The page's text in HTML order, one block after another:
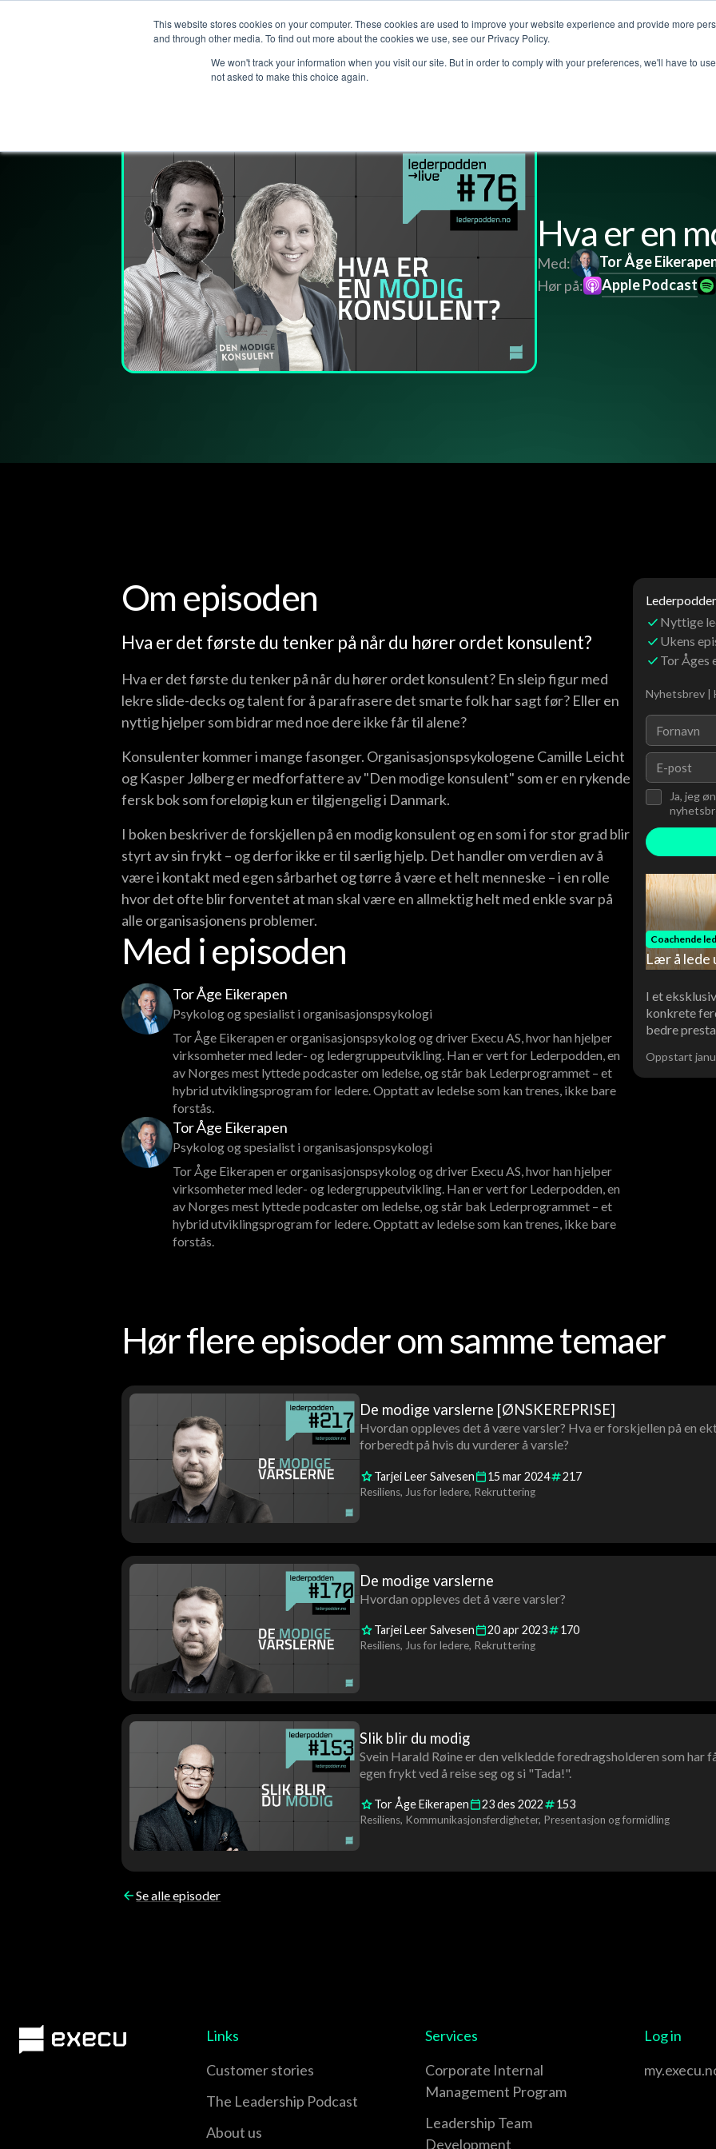
This website stores cookies on your computer. These cookies are used to improve your website experience and provide more
and through other media. To find out more about the cookies we use, see our Privacy Policy.
We won't track your information when you visit our site. But in order to comply with your preferences, we'll have to
not asked to make this choice again.
Services Customer stories The Leadership Podcast
Hva er en
Med:
Tor Åge
Hør på:
Apple Podcast
Om episoden
Hva er det første du tenker på når du hører ordet konsulent?
Hva er det første du tenker på når du hører ordet konsulent? En sleip figur med
lekre slide-decks og talent for å parafrasere det smarte folk har sagt før? Eller en
nyttig hjelper som bidrar med noe dere ikke får til alene?
Konsulenter kommer i mange fasonger. Organisasjonspsykologene Camille Leicht
og Kasper Jølberg er medforfattere av "Den modige konsulent" som er en rykende
fersk bok som foreløpig kun er tilgjengelig i Danmark.
I boken beskriver de forskjellen på en modig konsulent og en som i for stor grad blir
styrt av sin frykt – og derfor ikke er til særlig hjelp. Det handler om verdien av å
være i kontakt med egen sårbarhet og tørre å være et helt menneske – i en rolle
hvor det ofte blir forventet at man skal være en allmektig helt med enkle svar på
alle organisasjonens problemer.
Med i episoden
Tor Åge Eikerapen
Psykolog og spesialist i organisasjonspsykologi
Tor Åge Eikerapen er organisasjonspsykolog og driver Execu AS, hvor han hjelper
virksomheter med leder- og ledergruppeutvikling. Han er vert for Lederpodden, en
av Norges mest lyttede podcaster om ledelse, og står bak Lederprogrammet – et
hybrid utviklingsprogram for ledere. Opptatt av ledelse som kan trenes, ikke bare
forstås.
Tor Åge Eikerapen
Psykolog og spesialist i organisasjonspsykologi
Tor Åge Eikerapen er organisasjonspsykolog og driver Execu AS, hvor han hjelper
virksomheter med leder- og ledergruppeutvikling. Han er vert for Lederpodden, en
av Norges mest lyttede podcaster om ledelse, og står bak Lederprogrammet – et
hybrid utviklingsprogram for ledere. Opptatt av ledelse som kan trenes, ikke bare
forstås.
Nyttige
Ukens
Tor Åges
Nyhetsbrev |
Ja, jeg
Coachende
Lær å lede
I et
konkrete
bedre
Oppstart
Hør flere episoder om samme temaer
De modige varslerne [ØNSKEREPRISE]
Hvordan oppleves det å være varsler? Hva er forskjellen på en
forberedt på hvis du vurderer å varsle?
Tarjei Leer Salvesen 15 mar2024 217
Resiliens Jus for ledere Rekruttering
De modige varslerne
Hvordan oppleves det å være varsler?
Tarjei Leer Salvesen 20apr2023 170
Resiliens Jus for ledere Rekruttering
Slik blir du modig
Svein Harald Røine er den velkledde foredragsholderen som har
egen frykt ved å reise seg og si "Tada!".
Tor Åge Eikerapen 23des 2022 153
Resiliens Kommunikasjonsferdigheter Presentasjon og formidling
Se alle episoder
Links
Customer stories
The Leadership Podcast
About us
Services
Corporate Internal
Management Program
Leadership Team
Development
Log in